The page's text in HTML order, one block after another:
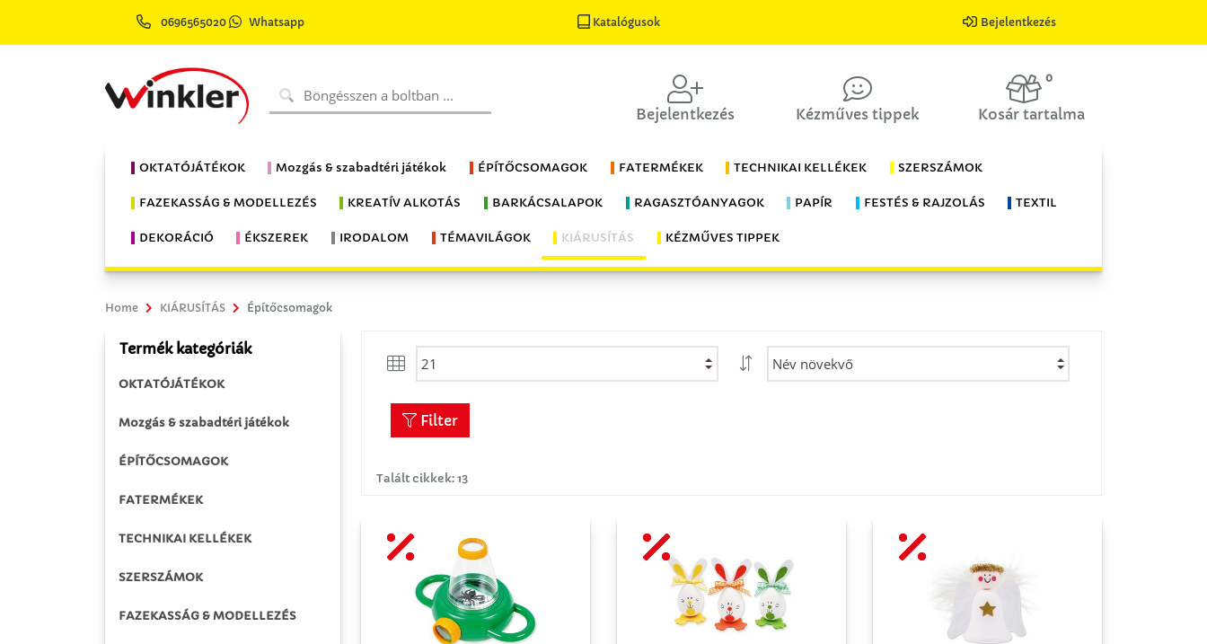
0696565020 Whatsapp Katalógusok Bejelentkezés
Bejelentkezés Kézműves tippek
0
Kosár tartalma
OKTATÓJÁTÉKOK Mozgás & szabadtéri játékok ÉPÍTŐCSOMAGOK FATERMÉKEK TECHNIKAI KELLÉKEK SZERSZÁMOK
FAZEKASSÁG & MODELLEZÉS KREATÍV ALKOTÁS BARKÁCSALAPOK RAGASZTÓANYAGOK PAPÍR FESTÉS & RAJZOLÁS TEXTIL
DEKORÁCIÓ ÉKSZEREK IRODALOM TÉMAVILÁGOK KIÁRUSÍTÁS KÉZMŰVES TIPPEK
Home KIÁRUSÍTÁS Építőcsomagok
Termék kategóriák
OKTATÓJÁTÉKOK
Mozgás & szabadtéri játékok
ÉPÍTŐCSOMAGOK
FATERMÉKEK
TECHNIKAI KELLÉKEK
SZERSZÁMOK
FAZEKASSÁG & MODELLEZÉS
Talált cikkek: 13
Filter